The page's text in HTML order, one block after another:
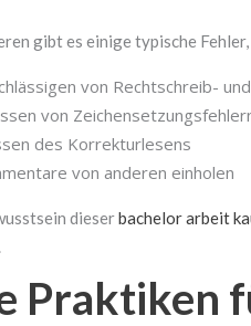
gibt es einige typische
von Rechtschreib-
von
des Korrekturlesens
von anderen einholen
dieserbachelor arbeit
Praktiken